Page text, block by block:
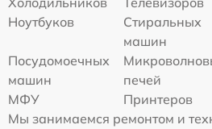
Ноутбуков
Стиральных
машин
Посудомоечных
машин
печей
МФУ
Принтеров
Мы занимаемся ремонтом и